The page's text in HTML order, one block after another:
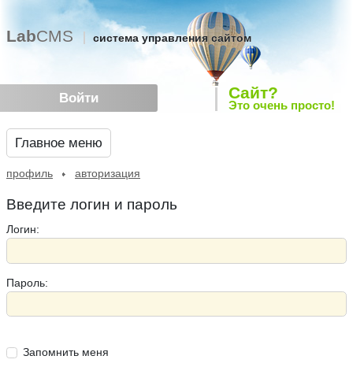
Войти
LabCMS система управления сайтом
Сайт?
Это очень просто!
Главное меню
профиль авторизация
Введите логин и пароль
Логин:
Пароль:
Запомнить меня